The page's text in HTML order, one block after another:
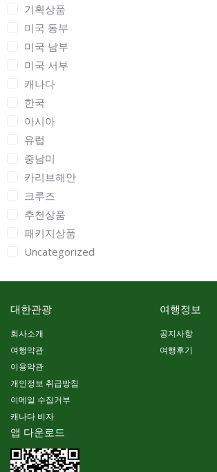
기획상품
미국 동부
미국 남부
미국 서부
캐나다
한국
아시아
유럽
중남미
카리브해안
크루즈
추천상품
패키지상품
Uncategorized
대한관광
회사소개
여행약관
이용약관
개인정보 취급방침
이메일 수집거부
캐나다 비자
여행정보
공지사항
여행후기
앱 다운로드